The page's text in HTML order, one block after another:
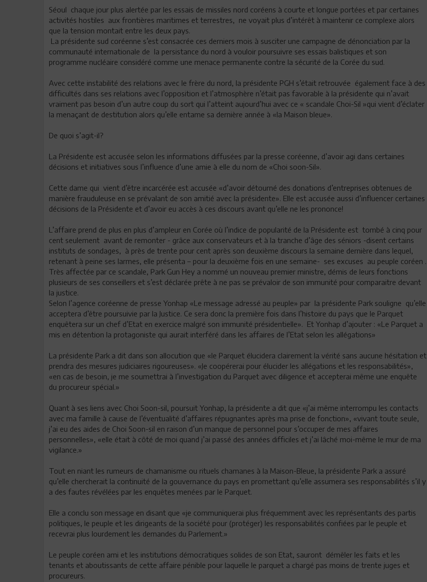
Séoul chaque jour plus alertée par les essais de missiles nord coréens à courte et longue portées et par certaines
activités hostiles aux frontières maritimes et terrestres, ne voyait plus d’intérêt à maintenir ce complexe alors
que la tension montait entre les deux pays.
La présidente sud coréenne s’est consacrée ces derniers mois à susciter une campagne de dénonciation par la
communauté internationale de la persistance du nord à vouloir poursuivre ses essais balistiques et son
programme nucléaire considéré comme une menace permanente contre la sécurité de la Corée du sud.
Avec cette instabilité des relations avec le frère du nord, la présidente PGH s’était retrouvée également face à des
difficultés dans ses relations avec l’opposition et l’atmosphère n’était pas favorable à la présidente qui n’avait
vraiment pas besoin d’un autre coup du sort qui l’atteint aujourd’hui avec ce « scandale Choi-Sil »qui vient d’éclater
la menaçant de destitution alors qu’elle entame sa dernière année à «la Maison bleue».
De quoi s’agit-il?
La Présidente est accusée selon les informations diffusées par la presse coréenne, d’avoir agi dans certaines
décisions et initiatives sous l’influence d’une amie à elle du nom de «Choi soon-Sil».
Cette dame qui vient d’être incarcérée est accusée «d’avoir détourné des donations d’entreprises obtenues de
manière frauduleuse en se prévalant de son amitié avec la présidente». Elle est accusée aussi d’influencer certaines
décisions de la Présidente et d’avoir eu accès à ces discours avant qu’elle ne les prononce!
L’affaire prend de plus en plus d’ampleur en Corée où l’indice de popularité de la Présidente est tombé à cinq pour
cent seulement avant de remonter - grâce aux conservateurs et à la tranche d’âge des séniors -disent certains
instituts de sondages, à près de trente pour cent après son deuxième discours la semaine dernière dans lequel,
retenant à peine ses larmes, elle présenta – pour la deuxième fois en une semaine- ses excuses au peuple coréen .
Très affectée par ce scandale, Park Gun Hey a nommé un nouveau premier ministre, démis de leurs fonctions
plusieurs de ses conseillers et s’est déclarée prête à ne pas se prévaloir de son immunité pour comparaitre devant
la justice.
Selon l’agence coréenne de presse Yonhap «Le message adressé au peuple» par la présidente Park souligne qu’elle
acceptera d’être poursuivie par la Justice. Ce sera donc la première fois dans l’histoire du pays que le Parquet
enquêtera sur un chef d’Etat en exercice malgré son immunité présidentielle». Et Yonhap d’ajouter : «Le Parquet a
mis en détention la protagoniste qui aurait interféré dans les affaires de l’Etat selon les allégations»
La présidente Park a dit dans son allocution que «le Parquet élucidera clairement la vérité sans aucune hésitation et
prendra des mesures judiciaires rigoureuses». «Je coopérerai pour élucider les allégations et les responsabilités»,
«en cas de besoin, je me soumettrai à l’investigation du Parquet avec diligence et accepterai même une enquête
du procureur spécial.»
Quant à ses liens avec Choi Soon-sil, poursuit Yonhap, la présidente a dit que «j’ai même interrompu les contacts
avec ma famille à cause de l’éventualité d’affaires répugnantes après ma prise de fonction», «vivant toute seule,
j’ai eu des aides de Choi Soon-sil en raison d’un manque de personnel pour s’occuper de mes affaires
personnelles», «elle était à côté de moi quand j’ai passé des années difficiles et j’ai lâché moi-même le mur de ma
vigilance.»
Tout en niant les rumeurs de chamanisme ou rituels chamanes à la Maison-Bleue, la présidente Park a assuré
qu’elle chercherait la continuité de la gouvernance du pays en promettant qu’elle assumera ses responsabilités s’il y
a des fautes révélées par les enquêtes menées par le Parquet.
Elle a conclu son message en disant que «je communiquerai plus fréquemment avec les représentants des partis
politiques, le peuple et les dirigeants de la société pour (protéger) les responsabilités confiées par le peuple et
recevrai plus lourdement les demandes du Parlement.»
Le peuple coréen ami et les institutions démocratiques solides de son Etat, sauront démêler les faits et les
tenants et aboutissants de cette affaire pénible pour laquelle le parquet a chargé pas moins de trente juges et
procureurs.